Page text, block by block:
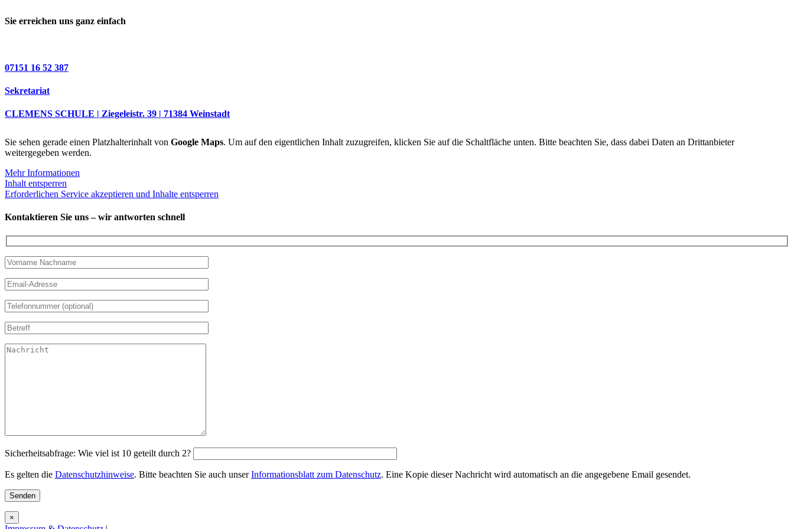
Sie erreichen uns ganz einfach
07151 16 52 387
Sekretariat
CLEMENS SCHULE | Ziegeleistr. 39 | 71384 Weinstadt
Sie sehen gerade einen Platzhalterinhalt von Google Maps. Um auf den eigentlichen Inhalt zuzugreifen, klicken Sie auf die Schaltfläche unten. Bitte beachten Sie, dass dabei Daten an Drittanbieter
weitergegeben werden.
Mehr Informationen
Inhalt entsperren
Erforderlichen Service akzeptieren und Inhalte entsperren
Kontaktieren Sie uns – wir antworten schnell
Sicherheitsabfrage: Wie viel ist 10 geteilt durch 2?
Es gelten die Datenschutzhinweise. Bitte beachten Sie auch unserInformationsblatt zum Datenschutz. Eine Kopie dieser Nachricht wird automatisch an die angegebene Email gesendet.
×